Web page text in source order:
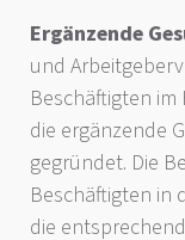
Ergänzende
und
Beschäftigten
die ergänzende
gegründet. Die
Beschäftigten in
die